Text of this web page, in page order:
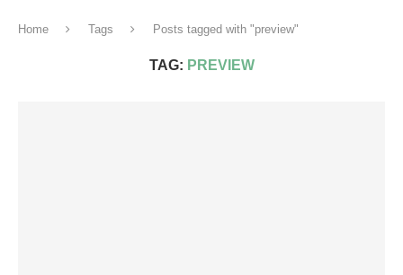
Home Tags Posts tagged with "preview"
TAG: PREVIEW